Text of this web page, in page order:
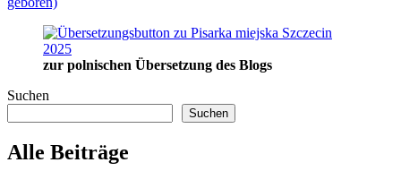
zur polnischen Übersetzung des Blogs
Suchen
Suchen
Alle Beiträge